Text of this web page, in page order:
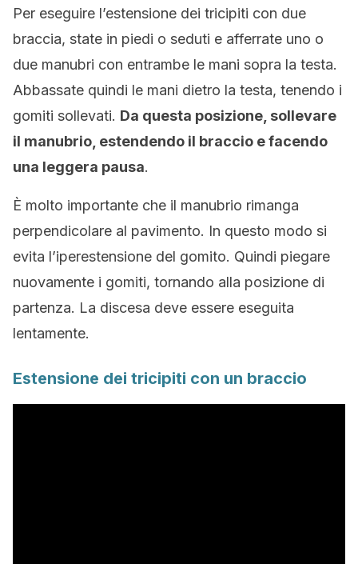
Per eseguire l’estensione dei tricipiti con due
braccia, state in piedi o seduti e afferrate uno o
due manubri con entrambe le mani sopra la testa.
Abbassate quindi le mani dietro la testa, tenendo i
gomiti sollevati. Da questa posizione, sollevare
il manubrio, estendendo il braccio e facendo
una leggera pausa.
È molto importante che il manubrio rimanga
perpendicolare al pavimento. In questo modo si
evita l’iperestensione del gomito. Quindi piegare
nuovamente i gomiti, tornando alla posizione di
partenza. La discesa deve essere eseguita
lentamente.
Estensione dei tricipiti con un braccio